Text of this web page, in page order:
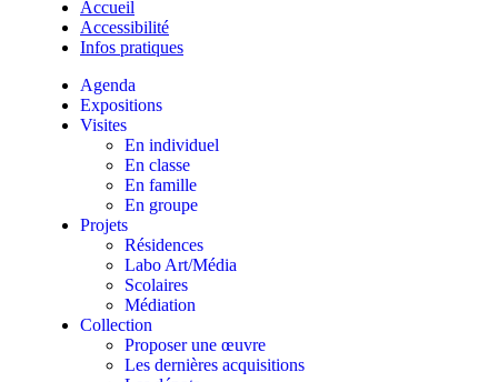
Accueil
Accessibilité
Infos pratiques
Agenda
Expositions
Visites
En individuel
En classe
En famille
En groupe
Projets
Résidences
Labo Art/Média
Scolaires
Médiation
Collection
Proposer une œuvre
Les dernières acquisitions